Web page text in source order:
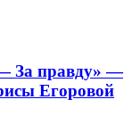
За правду» —
Егоровой